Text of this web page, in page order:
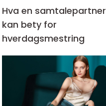
Hva en samtalepartner
kan bety for
hverdagsmestring